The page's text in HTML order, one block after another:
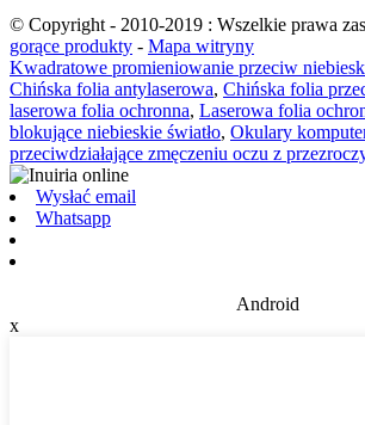
© Copyright - 2010-2019 : Wszelkie prawa
gorące produkty - Mapa witryny
Kwadratowe promieniowanie przeciw
Chińska folia antylaserowa, Chińska folia
laserowa folia ochronna, Laserowa folia
blokujące niebieskie światło, Okulary
przeciwdziałające zmęczeniu oczu z
Wysłać email
Whatsapp
Android
x